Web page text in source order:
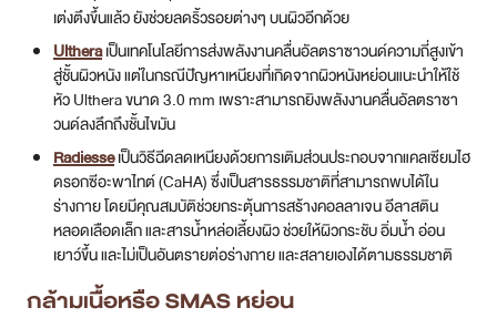
Radiesseเป็นวิธีฉีดลดเหนียงด้วยการเติมส่วนประกอบจากแคลเซียมไฮ
ดรอกซีอะพาไทต์ (CaHA) ซึ่งเป็นสารธรรมชาติที่สามารถพบได้ใน
ร่างกาย โดยมีคุณสมบัติช่วยกระตุ้นการสร้างคอลลาเจน อีลาสติน
หลอดเลือดเล็ก และสารน้ำหล่อเลี้ยงผิว ช่วยให้ผิวกระชับ อิ่มน้ำ อ่อน
เยาว์ขึ้น และไม่เป็นอันตรายต่อร่างกาย และสลายเองได้ตามธรรมชาติ
กล้ามเนื้อหรือ SMAS หย่อน
การแก้ปัญหาเหนียงที่เกิดจากปัญหากล้ามเนื้อ หรือผิวชั้น SMAS หย่อน
สามารถลดเหนียงได้ด้วยวิธี Ulthera ซึ่งเป็นการส่งพลังงานคลื่นความถี่สูง
เข้าสู่ชั้นผิวหนัง แต่ต้องใช้หัว Ulthera ขนาด 4.5 mm เพื่อให้พลังงานตรง
เข้าไปกระตุ้นคอลลาเจน อีลาสติน และเนื้อเยื่อใหม่ได้ลึกถึงชั้นผิว SMAS ช่วย
ให้ผิวบริเวณคาง และลำคอตึงขึ้นอย่างเป็นธรรมชาติ แต่ทั้งนี้ ไม่แนะนำให้ลด